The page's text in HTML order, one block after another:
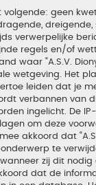
geen
dreigende,
verwerpelijke
regels en/of
waar “A.S.V.
wetgeving. Het
leiden dat je
verbannen van
ingelicht. De
om deze
akkoord dat
te
zij dit nodig
dat de